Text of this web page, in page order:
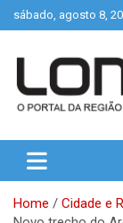
Skip
to
sábado, agosto 8,
Londrix
Home
Cidade e